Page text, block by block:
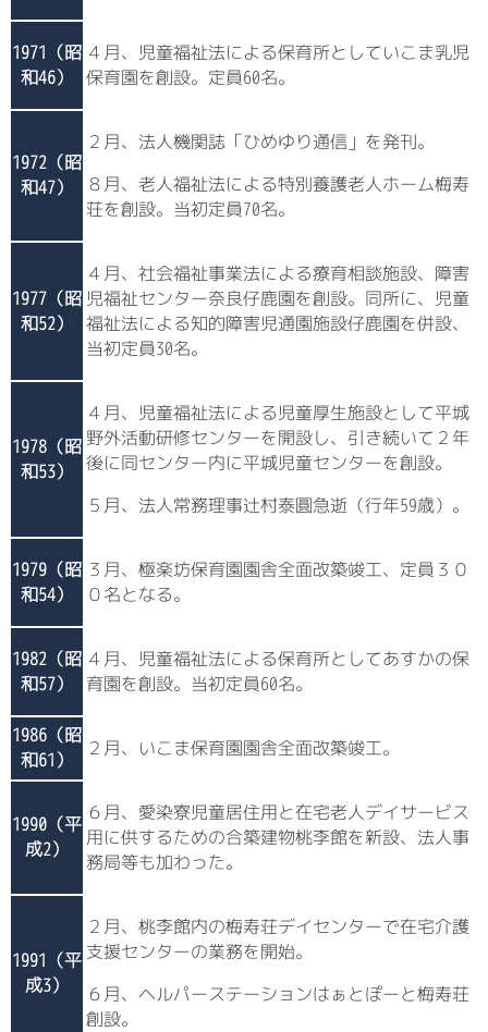
1971（昭
和46）
４月、児童福祉法による保育所としていこま乳児
保育園を創設。定員60名。
1972（昭
和47）
２月、法人機関誌「ひめゆり通信」を発刊。
８月、老人福祉法による特別養護老人ホーム梅寿
荘を創設。当初定員70名。
1977（昭
和52）
４月、社会福祉事業法による療育相談施設、障害
児福祉センター奈良仔鹿園を創設。同所に、児童
福祉法による知的障害児通園施設仔鹿園を併設、
当初定員30名。
1978（昭
和53）
４月、児童福祉法による児童厚生施設として平城
野外活動研修センターを開設し、引き続いて２年
後に同センター内に平城児童センターを創設。
５月、法人常務理事辻村泰圓急逝（行年59歳）。
1979（昭
和54）
３月、極楽坊保育園園舎全面改築竣工、定員３０
０名となる。
1982（昭
和57）
４月、児童福祉法による保育所としてあすかの保
育園を創設。当初定員60名。
1986（昭
和61）
２月、いこま保育園園舎全面改築竣工。
1990（平
成2）
６月、愛染寮児童居住用と在宅老人デイサービス
用に供するための合築建物桃李館を新設、法人事
務局等も加わった。
1991（平
成3）
２月、桃李館内の梅寿荘デイセンターで在宅介護
支援センターの業務を開始。
６月、ヘルパーステーションはぁとぽーと梅寿荘
創設。